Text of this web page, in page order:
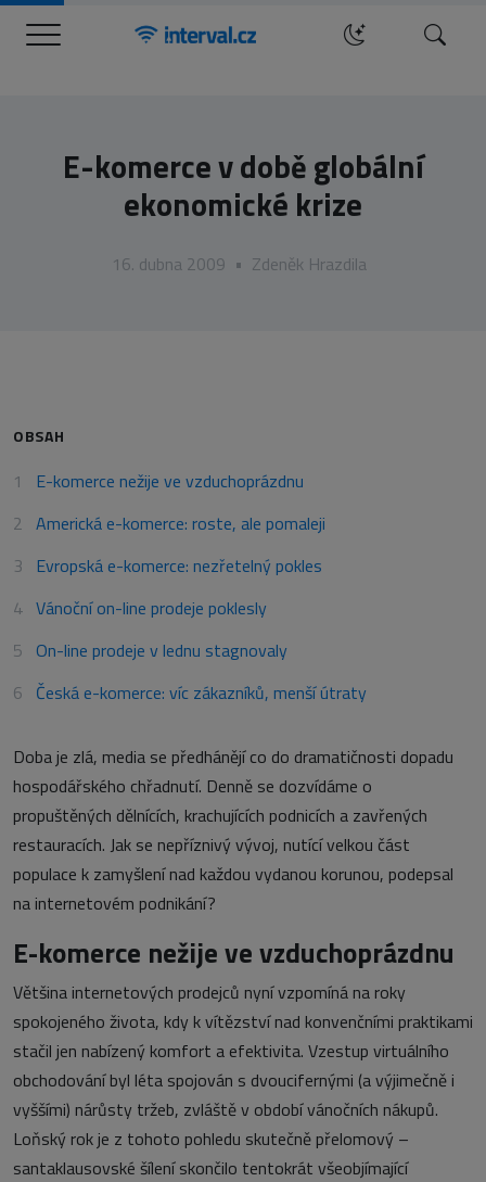
Menu Hledat
E-komerce v době globální
ekonomické krize
16. dubna 2009 • Zdeněk Hrazdila
OBSAH
E-komerce nežije ve vzduchoprázdnu
Americká e-komerce: roste, ale pomaleji
Evropská e-komerce: nezřetelný pokles
Vánoční on-line prodeje poklesly
On-line prodeje v lednu stagnovaly
Česká e-komerce: víc zákazníků, menší útraty
Doba je zlá, media se předhánějí co do dramatičnosti dopadu
hospodářského chřadnutí. Denně se dozvídáme o
propuštěných dělnících, krachujících podnicích a zavřených
restauracích. Jak se nepříznivý vývoj, nutící velkou část
populace k zamyšlení nad každou vydanou korunou, podepsal
na internetovém podnikání?
E-komerce nežije ve vzduchoprázdnu
Většina internetových prodejců nyní vzpomíná na roky
spokojeného života, kdy k vítězství nad konvenčními praktikami
stačil jen nabízený komfort a efektivita. Vzestup virtuálního
obchodování byl léta spojován s dvoucifernými (a výjimečně i
vyššími) nárůsty tržeb, zvláště v období vánočních nákupů.
Loňský rok je z tohoto pohledu skutečně přelomový –
santaklausovské šílení skončilo tentokrát všeobjímající